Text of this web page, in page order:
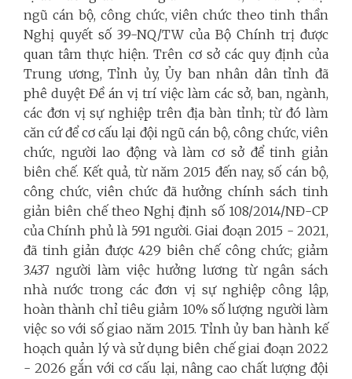
ngũ cán bộ, công chức, viên chức theo tinh thần
Nghị quyết số 39-NQ/TW của Bộ Chính trị được
quan tâm thực hiện. Trên cơ sở các quy định của
Trung ương, Tỉnh ủy, Ủy ban nhân dân tỉnh đã
phê duyệt Đề án vị trí việc làm các sở, ban, ngành,
các đơn vị sự nghiệp trên địa bàn tỉnh; từ đó làm
căn cứ để cơ cấu lại đội ngũ cán bộ, công chức, viên
chức, người lao động và làm cơ sở để tinh giản
biên chế. Kết quả, từ năm 2015 đến nay, số cán bộ,
công chức, viên chức đã hưởng chính sách tinh
giản biên chế theo Nghị định số 108/2014/NĐ-CP
của Chính phủ là 591 người. Giai đoạn 2015 - 2021,
đã tinh giản được 429 biên chế công chức; giảm
3.437 người làm việc hưởng lương từ ngân sách
nhà nước trong các đơn vị sự nghiệp công lập,
hoàn thành chỉ tiêu giảm 10% số lượng người làm
việc so với số giao năm 2015. Tỉnh ủy ban hành kế
hoạch quản lý và sử dụng biên chế giai đoạn 2022
- 2026 gắn với cơ cấu lại, nâng cao chất lượng đội